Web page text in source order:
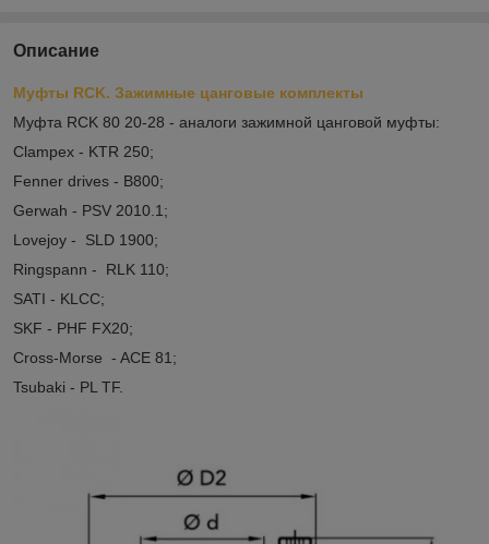
Описание
Муфты RCK. Зажимные цанговые комплекты
Муфта RCK 80 20-28 - аналоги зажимной цанговой муфты:
Clampex - KTR 250;
Fenner drives - B800;
Gerwah - PSV 2010.1;
Lovejoy - SLD 1900;
Ringspann - RLK 110;
SATI - KLCC;
SKF - PHF FX20;
Cross-Morse - ACE 81 ;
Tsubaki - PL TF.